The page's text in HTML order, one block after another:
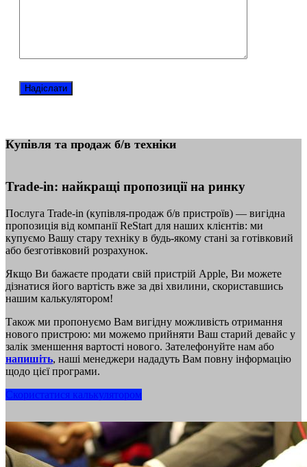
Купівля та продаж б/в техніки
Trade-in: найкращі пропозиції на ринку
Послуга Trade-in (купівля-продаж б/в пристроїв) — вигідна
пропозиція від компанії ReStart для наших клієнтів: ми
купуємо Вашу стару техніку в будь-якому стані за готівковий
або безготівковий розрахунок.
Якщо Ви бажаєте продати свій пристрій Apple, Ви можете
дізнатися його вартість вже за дві хвилини, скориставшись
нашим калькулятором!
Також ми пропонуємо Вам вигідну можливість отримання
нового пристрою: ми можемо прийняти Ваш старий девайс у
залік зменшення вартості нового. Зателефонуйте нам або
напишіть, наші менеджери нададуть Вам повну інформацію
щодо цієї програми.
Скористатися калькулятором